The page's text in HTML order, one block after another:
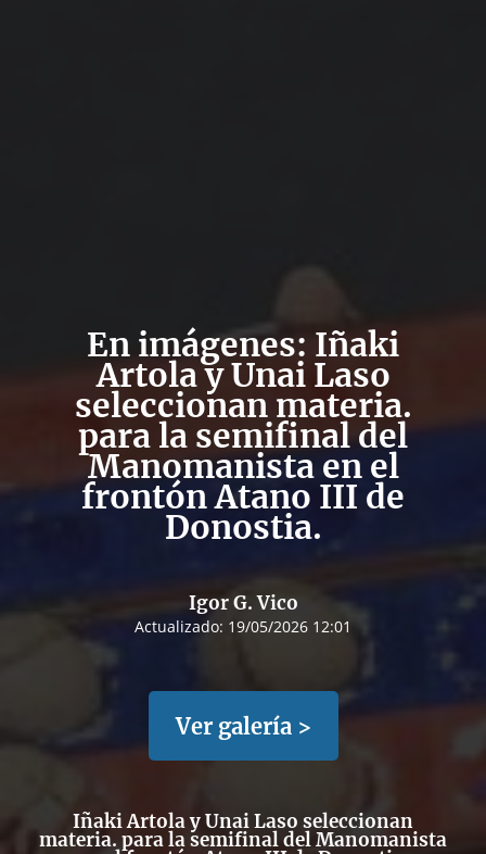
En imágenes: Iñaki
Artola y Unai Laso
seleccionan materia.
para la semifinal del
Manomanista en el
frontón Atano III de
Donostia.
Igor G. Vico
Actualizado: 19/05/2026 12:01
Ver galería >
Iñaki Artola y Unai Laso seleccionan
materia. para la semifinal del Manomanista